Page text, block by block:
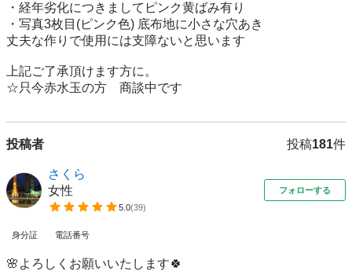
・経年劣化につきましてピンク黄ばみ有り
・写真3枚目(ピンク色) 底布地に小さな穴あき
丈夫な作りで使用には支障ないと思います
上記ご了承頂けます方に。
投稿者 投稿181件
さくら
女性
5.0(39)
フォローする
身分証 電話番号
🌸よろしくお願いいたします🍀